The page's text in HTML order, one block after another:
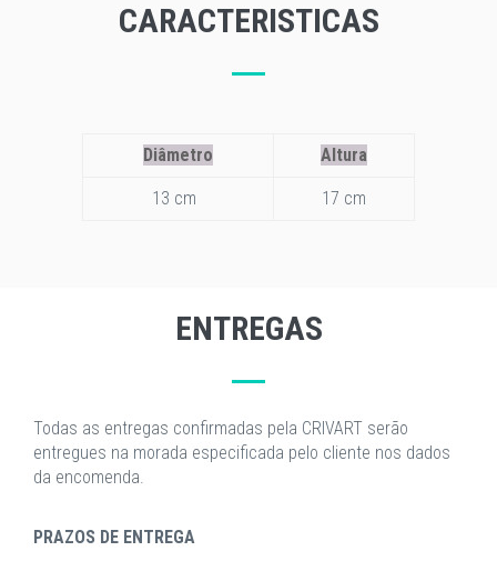
CARACTERISTICAS
Diâmetro Altura
13 cm 17 cm
ENTREGAS
Todas as entregas confirmadas pela CRIVART serão
entregues na morada especificada pelo cliente nos dados
da encomenda.
PRAZOS DE ENTREGA